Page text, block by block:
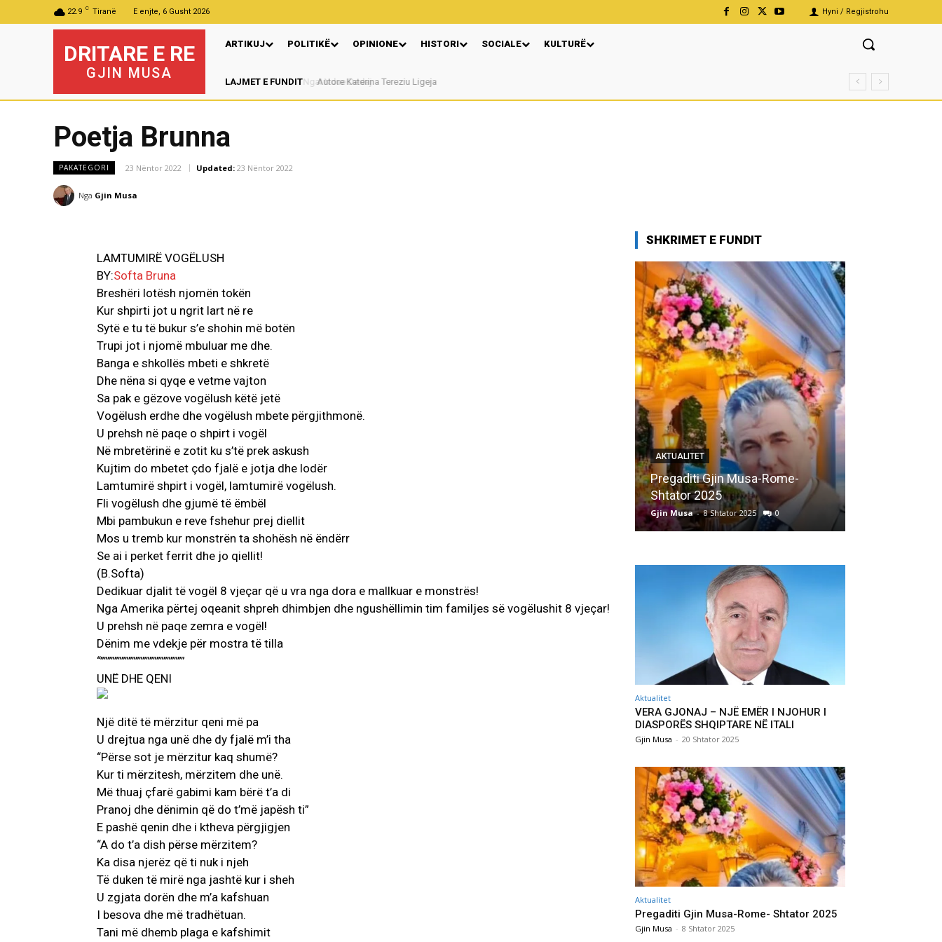
22.9 C Tiranë E enjte, 6 Gusht 2026 Hyni / Regjistrohu
DRITARE E RE
GJIN MUSA
ARTIKUJ POLITIKË OPINIONE HISTORI SOCIALE KULTURË
LAJMET E FUNDIT Autore Katerina Tereziu Ligeja
Poetja Brunna
PAKATEGORI 23 Nëntor 2022 Updated: 23 Nëntor 2022
Nga Gjin Musa
LAMTUMIRË VOGËLUSH
BY:Softa Bruna
Breshëri lotësh njomën tokën
Kur shpirti jot u ngrit lart në re
Sytë e tu të bukur s’e shohin më botën
Trupi jot i njomë mbuluar me dhe.
Banga e shkollës mbeti e shkretë
Dhe nëna si qyqe e vetme vajton
Sa pak e gëzove vogëlush këtë jetë
Vogëlush erdhe dhe vogëlush mbete përgjithmonë.
U prehsh në paqe o shpirt i vogël
Në mbretërinë e zotit ku s’të prek askush
Kujtim do mbetet çdo fjalë e jotja dhe lodër
Lamtumirë shpirt i vogël, lamtumirë vogëlush.
Fli vogëlush dhe gjumë të ëmbël
Mbi pambukun e reve fshehur prej diellit
Mos u tremb kur monstrën ta shohësh në ëndërr
Se ai i perket ferrit dhe jo qiellit!
(B.Softa)
Dedikuar djalit të vogël 8 vjeçar që u vra nga dora e mallkuar e monstrës!
Nga Amerika përtej oqeanit shpreh dhimbjen dhe ngushëllimin tim familjes së vogëlushit 8 vjeçar!
U prehsh në paqe zemra e vogël!
Dënim me vdekje për mostra të tilla
“””””””””””””””””””””””””
UNË DHE QENI
Një ditë të mërzitur qeni më pa
U drejtua nga unë dhe dy fjalë m’i tha
“Përse sot je mërzitur kaq shumë?
Kur ti mërzitesh, mërzitem dhe unë.
Më thuaj çfarë gabimi kam bërë t’a di
Pranoj dhe dënimin që do t’më japësh ti”
E pashë qenin dhe i ktheva përgjigjen
“A do t’a dish përse mërzitem?
Ka disa njerëz që ti nuk i njeh
Të duken të mirë nga jashtë kur i sheh
U zgjata dorën dhe m’a kafshuan
I besova dhe më tradhëtuan.
Tani më dhemb plaga e kafshimit
SHKRIMET E FUNDIT
AKTUALITET
Pregaditi Gjin Musa-Rome-
Shtator 2025
Gjin Musa - 8 Shtator 2025 0
Aktualitet
VERA GJONAJ – NJË EMËR I NJOHUR I
DIASPORËS SHQIPTARE NË ITALI
Gjin Musa - 20 Shtator 2025
Aktualitet
Pregaditi Gjin Musa-Rome- Shtator 2025
Gjin Musa - 8 Shtator 2025